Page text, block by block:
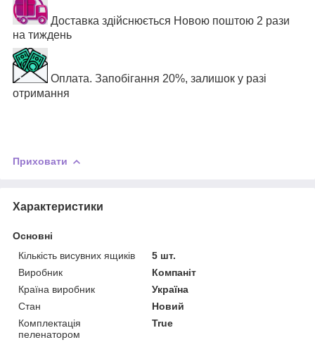
Доставка здійснюється Новою поштою 2 рази
на тиждень
Оплата. Запобігання 20%, залишок у разі
отримання
Приховати
Характеристики
Основні
Кількість висувних ящиків
5 шт.
Виробник
Компаніт
Країна виробник
Україна
Стан
Новий
Комплектація
пеленатором
True